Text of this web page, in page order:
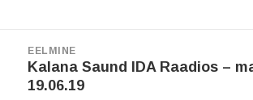
EELMINE
Eelmine
postitus:
Kalana Saund IDA Raadios –
19.06.19